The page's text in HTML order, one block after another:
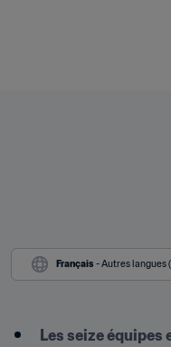
Français - Autres langues
Les seize